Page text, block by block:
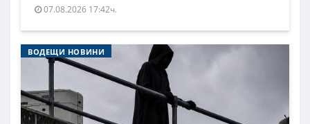
07.08.2026 17:42ч.
ВОДЕЩИ НОВИНИ